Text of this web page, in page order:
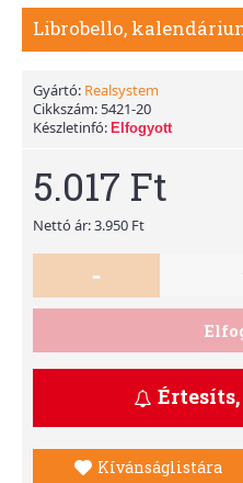
Gyártó: Realsystem
Cikkszám: 5421-20
Készletinfó: Elfogyott
5.017 Ft
Nettó ár: 3.950 Ft
-
Kívánságlistára